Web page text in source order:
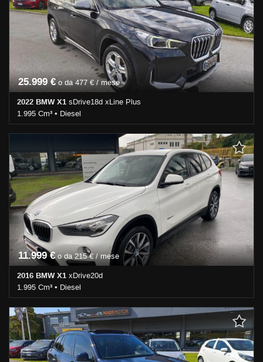
25.999 €o da 477 € / mese
2022 BMW X1 sDrive18d xLine Plus
1.995 Cm³ • Diesel
126.000 Km • Cambio Automatico (8) • Nero pastello • 5 Porte •
ABS • Airbag • Airbag laterali • Airbag Passeggero • Airbag testa •
Alzacristalli elettrici • Autoradio • Bluetooth • Cerchi in lega •
Chiusura centralizzata • Climatizzatore • Controllo trazione • Cruise
Control • ESP • Fendinebbia • Filtro antiparticolato •
Immobilizzatore elettronico • Interni in pelle • Park Distance Control
• Sedile posteriore sdoppiato • Servosterzo • Navigatore satellitare
• Specchietti laterali elettrici • Telecamera per parcheggio assistito
11.999 €o da 215 € / mese
2016 BMW X1 xDrive20d
1.995 Cm³ • Diesel
197.000 Km • Cambio Manuale (6) • Bianco metallizzato • 5 Porte •
ABS • Airbag • Airbag laterali • Airbag Passeggero • Airbag testa •
Alzacristalli elettrici • Antifurto • Autoradio • Bluetooth • Bracciolo •
Cerchi in lega • Chiusura centralizzata • Chiusura centralizzata
telecomandata • Climatizzatore • Controllo trazione • ESP •